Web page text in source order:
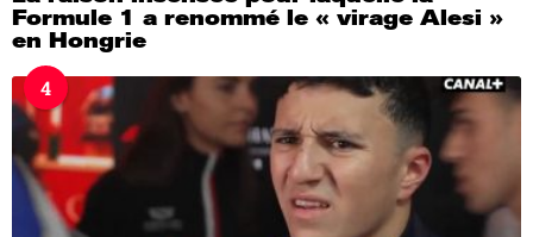
Formule 1 a renommé le « virage Alesi »
en Hongrie
4